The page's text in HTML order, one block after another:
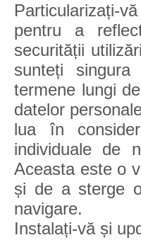
Particularizați-
pentru a
securității
sunteți
termene lungi
datelor
lua în
individuale de
Aceasta este o
și de a sterge
navigare.
Instalați-vă și